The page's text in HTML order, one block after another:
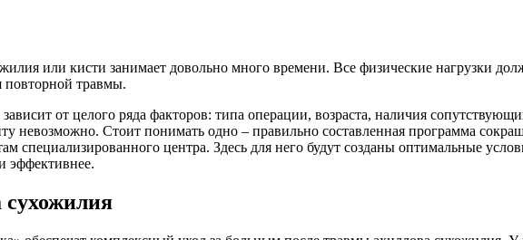
или кисти занимает довольно много времени. Все физические нагрузки
повторной травмы.
от целого ряда факторов: типа операции, возраста, наличия
невозможно. Стоит понимать одно – правильно составленная программа
специализированного центра. Здесь для него будут созданы оптимальные
эффективнее.
сухожилия